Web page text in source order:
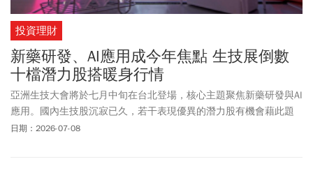
投資理財
新藥研發、AI應用成今年焦點 生技展倒數
十檔潛力股搭暖身行情
亞洲生技大會將於七月中旬在台北登場，核心主題聚焦新藥研發與AI
應用。國內生技股沉寂已久，若干表現優異的潛力股有機會藉此題
材重獲市場目光。
日期：2026-07-08